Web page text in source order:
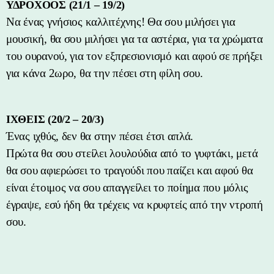
ΥΔΡΟΧΟΟΣ (21/1 – 19/2)
Να ένας γνήσιος καλλιτέχνης! Θα σου μιλήσει για
μουσική, θα σου μιλήσει για τα αστέρια, για τα χρώματα
του ουρανού, για τον εξπρεσιονισμό και αφού σε πρήξει
για κάνα 2ωρο, θα την πέσει στη φίλη σου.
ΙΧΘΕΙΣ (20/2 – 20/3)
Ένας ιχθύς, δεν θα στην πέσει έτσι απλά.
Πρώτα θα σου στείλει λουλούδια από το γυφτάκι, μετά
θα σου αφιερώσει το τραγούδι που παίζει και αφού θα
είναι έτοιμος να σου απαγγείλει το ποίημα που μόλις
έγραψε, εσύ ήδη θα τρέχεις να κρυφτείς από την ντροπή
σου.